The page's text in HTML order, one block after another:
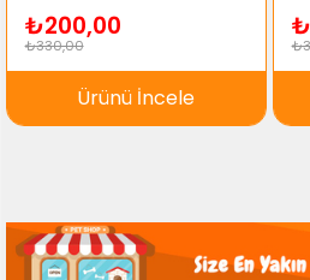
₺200,00
₺330,00
Ürünü İncele